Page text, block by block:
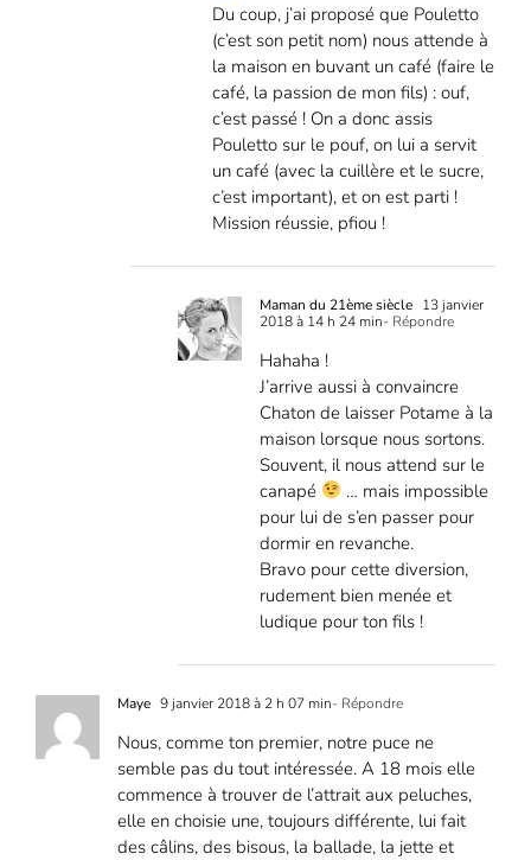
Du coup, j’ai proposé que Pouletto
(c’est son petit nom) nous attende à
la maison en buvant un café (faire le
café, la passion de mon fils) : ouf,
c’est passé ! On a donc assis
Pouletto sur le pouf, on lui a servit
un café (avec la cuillère et le sucre,
c’est important), et on est parti !
Mission réussie, pfiou !
Maman du 21ème siècle 13 janvier
2018 à 14 h 24 min- Répondre
Hahaha !
J’arrive aussi à convaincre
Chaton de laisser Potame à la
maison lorsque nous sortons.
Souvent, il nous attend sur le
canapé
… mais impossible
pour lui de s’en passer pour
dormir en revanche.
Bravo pour cette diversion,
rudement bien menée et
ludique pour ton fils !
Maye 9 janvier 2018 à 2 h 07 min- Répondre
Nous, comme ton premier, notre puce ne
semble pas du tout intéressée. A 18 mois elle
commence à trouver de l’attrait aux peluches,
elle en choisie une, toujours différente, lui fait
des câlins, des bisous, la ballade, la jette et